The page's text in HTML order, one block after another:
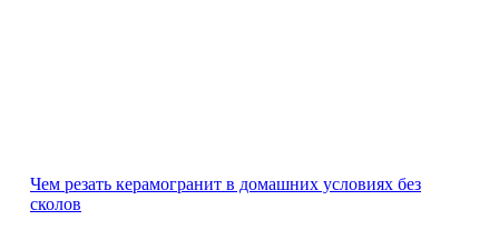
Чем резать керамогранит в домашних условиях без
сколов